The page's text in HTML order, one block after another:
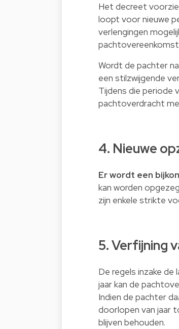
Het decreet
loopt voor nieuwe
verlengingen
pachtovereenkomst
Wordt de pachter
een stilzwijgende
Tijdens die periode
pachtoverdracht
4. Nieuwe
Er wordt een
kan worden
zijn enkele strikte
5. Verfijning
De regels inzake
jaar kan de
Indien de pachter
doorlopen van jaar
blijven behouden.